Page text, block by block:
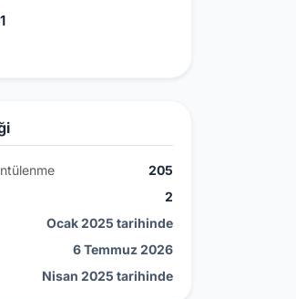
205
2
Ocak 2025 tarihinde
6 Temmuz 2026
Nisan 2025 tarihinde